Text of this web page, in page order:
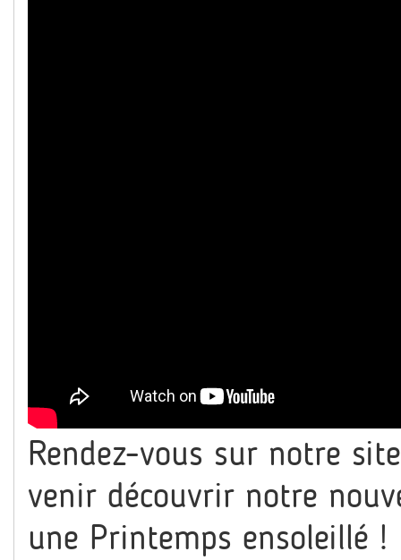
Rendez-vous sur notre
venir découvrir notre
une Printemps ensoleillé !